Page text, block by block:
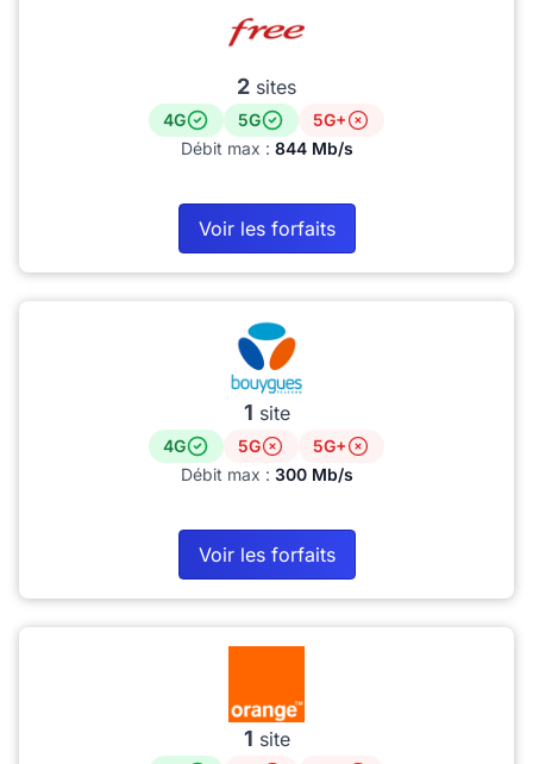
2 sites
4G 5G
5G+
Débit max : 844 Mb/s
Voir les forfaits
1 site
4G 5G
5G+
Débit max : 300 Mb/s
Voir les forfaits
1 site